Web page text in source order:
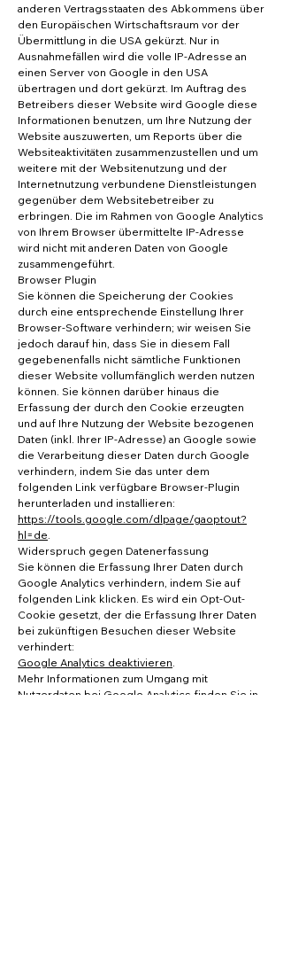
anderen Vertragsstaaten des Abkommens über
den Europäischen Wirtschaftsraum vor der
Übermittlung in die USA gekürzt. Nur in
Ausnahmefällen wird die volle IP-Adresse an
einen Server von Google in den USA
übertragen und dort gekürzt. Im Auftrag des
Betreibers dieser Website wird Google diese
Informationen benutzen, um Ihre Nutzung der
Website auszuwerten, um Reports über die
Websiteaktivitäten zusammenzustellen und um
weitere mit der Websitenutzung und der
Internetnutzung verbundene Dienstleistungen
gegenüber dem Websitebetreiber zu
erbringen. Die im Rahmen von Google Analytics
von Ihrem Browser übermittelte IP-Adresse
wird nicht mit anderen Daten von Google
zusammengeführt.
Browser Plugin
Sie können die Speicherung der Cookies
durch eine entsprechende Einstellung Ihrer
Browser-Software verhindern; wir weisen Sie
jedoch darauf hin, dass Sie in diesem Fall
gegebenenfalls nicht sämtliche Funktionen
dieser Website vollumfänglich werden nutzen
können. Sie können darüber hinaus die
Erfassung der durch den Cookie erzeugten
und auf Ihre Nutzung der Website bezogenen
Daten (inkl. Ihrer IP-Adresse) an Google sowie
die Verarbeitung dieser Daten durch Google
verhindern, indem Sie das unter dem
folgenden Link verfügbare Browser-Plugin
herunterladen und installieren:
https://tools.google.com/dlpage/gaoptout?
hl=de.
Widerspruch gegen Datenerfassung
Sie können die Erfassung Ihrer Daten durch
Google Analytics verhindern, indem Sie auf
folgenden Link klicken. Es wird ein Opt-Out-
Cookie gesetzt, der die Erfassung Ihrer Daten
bei zukünftigen Besuchen dieser Website
verhindert:
Google Analytics deaktivieren.
Mehr Informationen zum Umgang mit
Nutzerdaten bei Google Analytics finden Sie in